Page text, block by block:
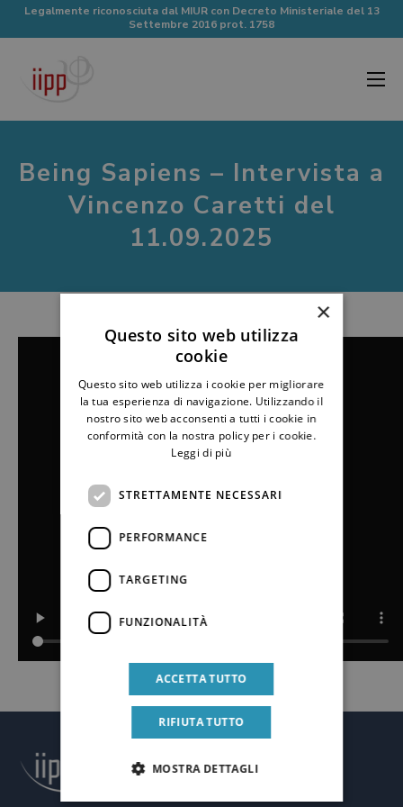
Legalmente riconosciuta dal MIUR con Decreto Ministeriale del 13
Settembre 2016 prot. 1758
Being Sapiens – Intervista a
Vincenzo Caretti del
11.09.2025
×
Questo sito web utilizza
cookie
Questo sito web utilizza i cookie per migliorare
la tua esperienza di navigazione. Utilizzando il
nostro sito web acconsenti a tutti i cookie in
conformità con la nostra policy per i cookie.
Leggi di più
STRETTAMENTE NECESSARI
PERFORMANCE
TARGETING
FUNZIONALITÀ
ACCETTA TUTTO
RIFIUTA TUTTO
MOSTRA DETTAGLI